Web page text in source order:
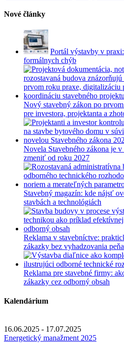
Nové články
Portál výstavby v
formálnych chýb
Nový stavebný zákon po
pre investora, projektanta a
Novela Stavebného zákona je
zmeniť od roku 2027
Stavebný magazín: kde nájsť
stavbách a technológiách
Reklama v stavebníctve:
zákazky bez vyhadzovania
Reklama pre stavebné firmy:
zákazky cez odborný obsah
Kalendárium
16.06.2025 - 17.07.2025
Energetický manažment 2025